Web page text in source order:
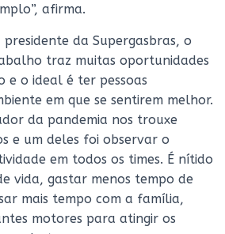
afirma.
presidente da Supergasbras, o
traz muitas oportunidades
e o ideal é ter pessoas
em que se sentirem melhor.
da pandemia nos trouxe
e um deles foi observar o
em todos os times. É nítido
vida, gastar menos tempo de
mais tempo com a família,
motores para atingir os